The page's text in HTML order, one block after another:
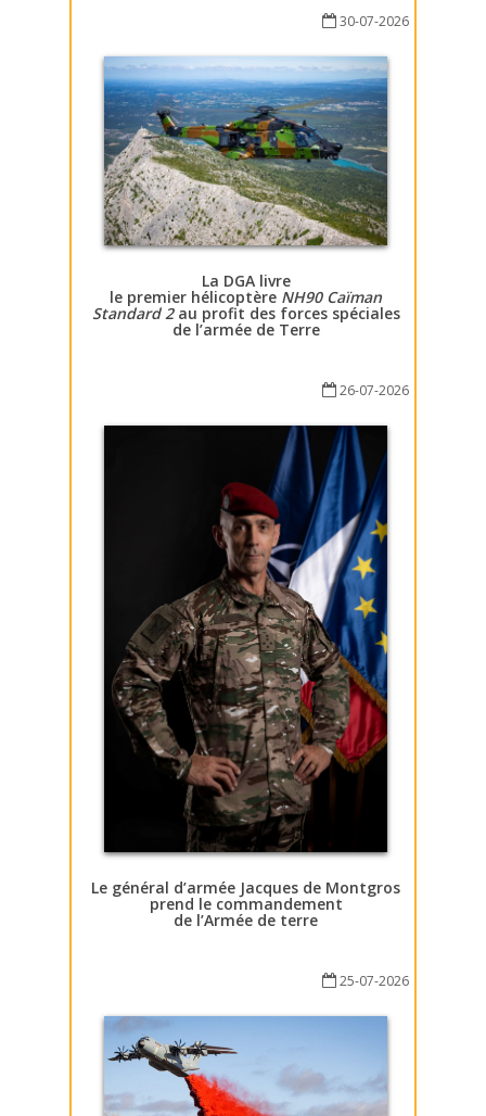
30-07-2026
La DGA livre
le premier hélicoptère NH90 Caïman
Standard 2au profit des forces spéciales
de l’armée de Terre
26-07-2026
Le général d’armée Jacques de Montgros
prend le commandement
de l’Armée de terre
25-07-2026